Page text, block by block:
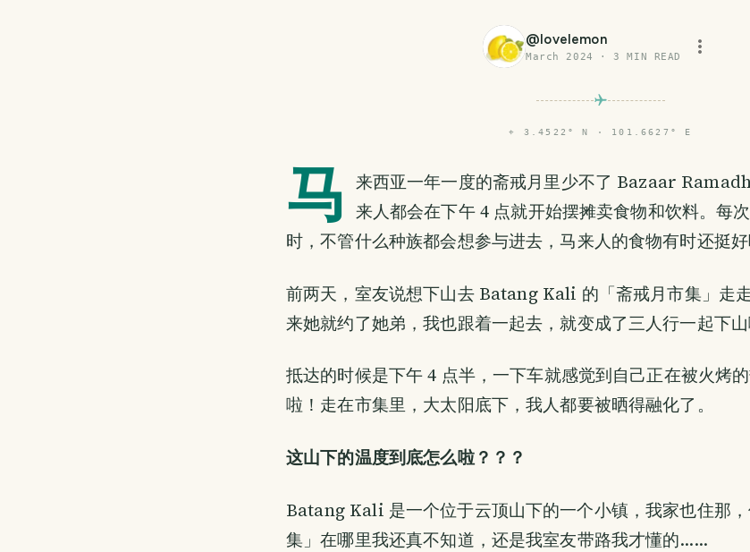
@lovelemon
March 2024 ·3 MIN READ
⌖ 3.4522° N · 101.6627° E
马
来西亚一年一度的斋戒月里少不了 Bazaar
来人都会在下午 4 点就开始摆摊卖食物和饮料。每
时，不管什么种族都会想参与进去，马来人的食物有时还挺好
前两天，室友说想下山去 Batang Kali 的「斋戒月市集」走
来她就约了她弟，我也跟着一起去，就变成了三人行一起下山
抵达的时候是下午 4 点半，一下车就感觉到自己正在被火烤
啦！走在市集里，大太阳底下，我人都要被晒得融化了。
这山下的温度到底怎么啦？？？
Batang Kali 是一个位于云顶山下的一个小镇，我家也住那
集」在哪里我还真不知道，还是我室友带路我才懂的……